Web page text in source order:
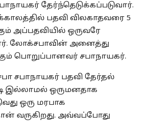
தேர்ந்தெடுக்கப்படுவார்.
பதவி விலகாதவரை 5
அப்பதவியில் ஒருவரே
லோக்சபாவின் அனைத்து
பொறுப்பானவர் சபாநாயகர்.
சபாநாயகர் பதவி தேர்தல்
இல்லாமல் ஒருமனதாக
ஒரு மரபாக
வருகிறது. அவ்வப்போது